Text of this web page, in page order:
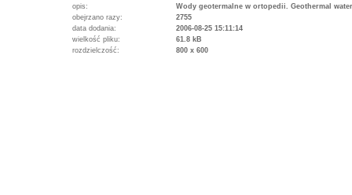
opis:
Wody geotermalne w ortopedii. Geothermal
obejrzano razy:
2755
data dodania:
2006-08-25 15:11:14
wielkość pliku:
61.8 kB
rozdzielczość:
800 x 600